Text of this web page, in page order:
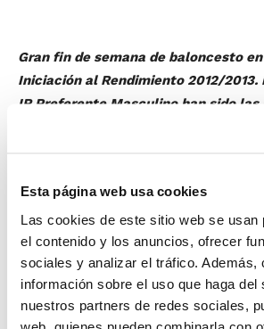
Esta página web usa cookies
Las cookies de este sitio web se usan
el contenido y los anuncios, ofrecer
sociales y analizar el tráfico. Además,
información sobre el uso que haga del
nuestros partners de redes sociales,
web, quienes pueden combinarla con
Gran fin de semana de baloncesto
Iniciación al Rendimiento 2012/2013.
IR Preferente Masculino han sido las
categorías en comenzar, mientras
los equipos C.B. Àlbor Godella y N.B.
chicos y Gufresco Burriana y DBC-
chicas. Mientras que en categoría
quedado con el liderato de la 1ª
Basket y Jujujuaquacenter N.B.
Coycama N.B.F. Castelló y B.F. San